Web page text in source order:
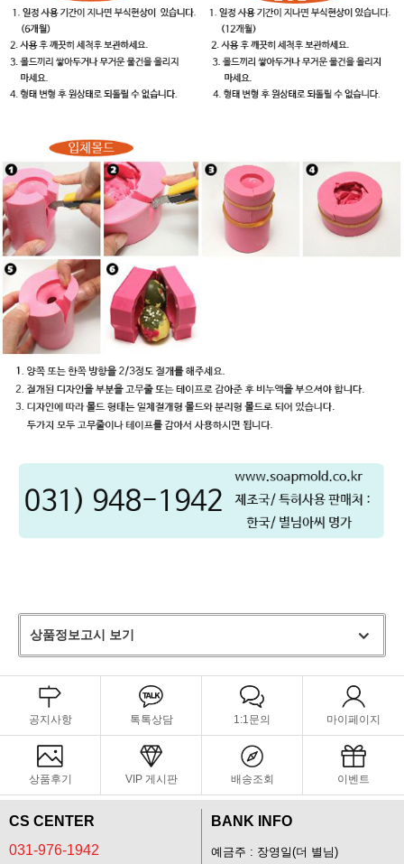
상품정보고시 보기
공지사항 톡톡상담 1:1문의 마이페이지
상품후기 VIP 게시판 배송조회 이벤트
CS CENTER
031-976-1942
BANK INFO
예금주 : 장영일(더 별님)